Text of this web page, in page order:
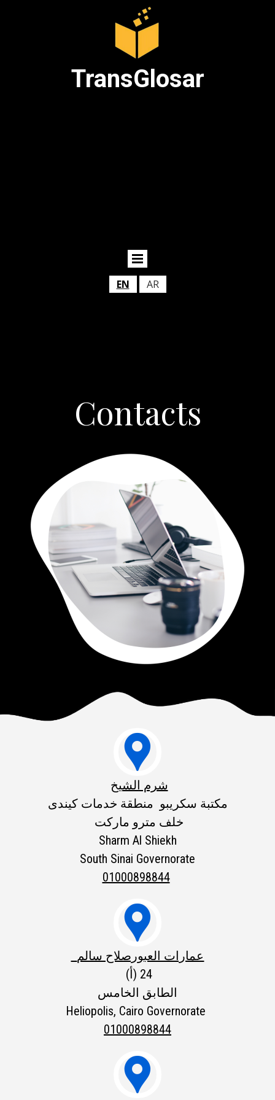
TransGlosar
EN AR
Contacts

شرم الشيخ
مكتبة سكريبو منطقة خدمات كيندى
خلف مترو ماركت
Sharm Al Shiekh
South Sinai Governorate
01000898844

عمارات العبورصلاح سالم
(أ) 24
الطابق الخامس
Heliopolis, Cairo Governorate
01000898844
